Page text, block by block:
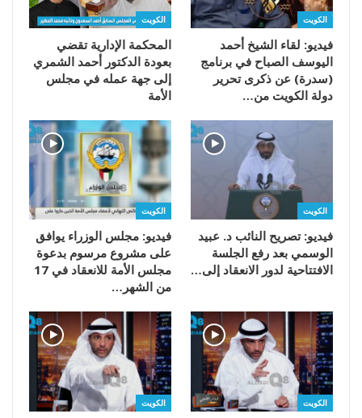
الكويت
فيديو: لقاء الشيخ أحمد
اليوسف الصباح في برنامج
(سدرة) عن ذكرى تحرير
دولة الكويت من…
الكويت
المحكمة الإدارية تقضي
بعودة الدكتور أحمد الشمري
إلى جهة عمله في مجلس
الأمة
الكويت
فيديو: تصريح النائب د. عبيد
الوسمي بعد رفع الجلسة
الافتتاحية لدور الانعقاد إلى…
الكويت
فيديو: مجلس الوزراء يوافق
على مشروع مرسوم بدعوة
مجلس الأمة للانعقاد في 17
من الشهر…
الكويت الكويت